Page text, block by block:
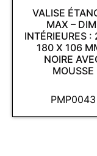
PMP0043
VALISE
MAX –
INTÉRIEURES :
180 X 106
NOIRE
MOUSSE